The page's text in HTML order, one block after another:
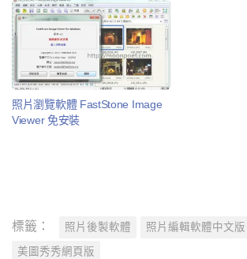
照片瀏覽軟體 FastStone Image
Viewer 免安裝
標籤： 照片後製軟體 照片編輯軟體中文版
美圖秀秀網頁版